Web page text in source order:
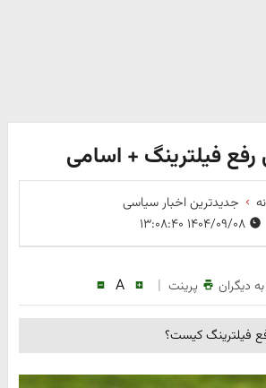
فیلترینگ + اسامی
جدیدترین اخبار سیاسی
۱۴۰۴/۰۹/۰۸ ۱۳:۰۸:۴۰
دیگران پرینت |
A
فیلترینگ کیست؟